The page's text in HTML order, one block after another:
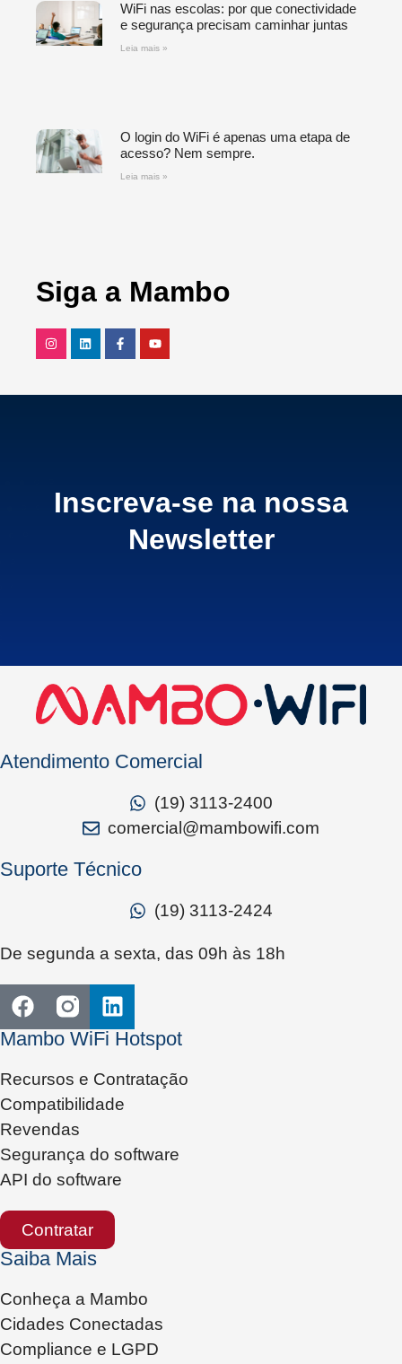
WiFi nas escolas: por que conectividade
e segurança precisam caminhar juntas
Leia mais »
O login do WiFi é apenas uma etapa de
acesso? Nem sempre.
Leia mais »
Siga a Mambo
Inscreva-se na nossa
Newsletter
Atendimento Comercial
(19) 3113-2400
comercial@mambowifi.com
Suporte Técnico
(19) 3113-2424
De segunda a sexta, das 09h às 18h
Mambo WiFi Hotspot
Recursos e Contratação
Compatibilidade
Revendas
Segurança do software
API do software
Contratar
Saiba Mais
Conheça a Mambo
Cidades Conectadas
Compliance e LGPD